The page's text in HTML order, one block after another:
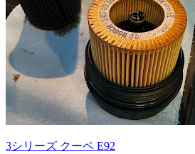
3シリーズ クーペ E92